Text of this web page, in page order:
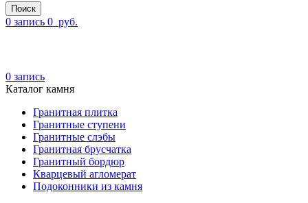
Поиск
0 запись 0 руб.
0 запись
Каталог камня
Гранитная плитка
Гранитные ступени
Гранитные слэбы
Гранитная брусчатка
Гранитный бордюр
Кварцевый агломерат
Подоконники из камня